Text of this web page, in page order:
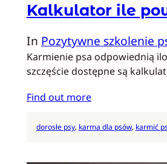
Kalkulator ile
In Pozytywne szkolenie
Karmienie psa odpowiednią
szczęście dostępne są
Find out more
dorosłe psy, karma dla psów, karmić